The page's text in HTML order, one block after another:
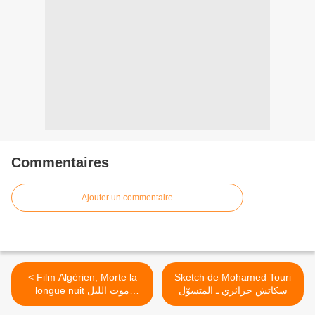
Commentaires
Ajouter un commentaire
< Film Algérien, Morte la
longue nuit موت الليل
الطويل (1979)
Sketch de Mohamed Touri
سكاتش جزائري ـ المتسوّل
الذي ورث >